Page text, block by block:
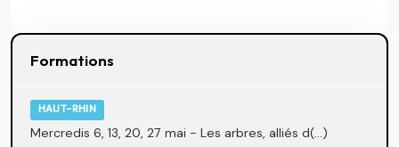
Formations
HAUT-RHIN
Mercredis 6, 13, 20, 27 mai - Les arbres, alliés d(...)